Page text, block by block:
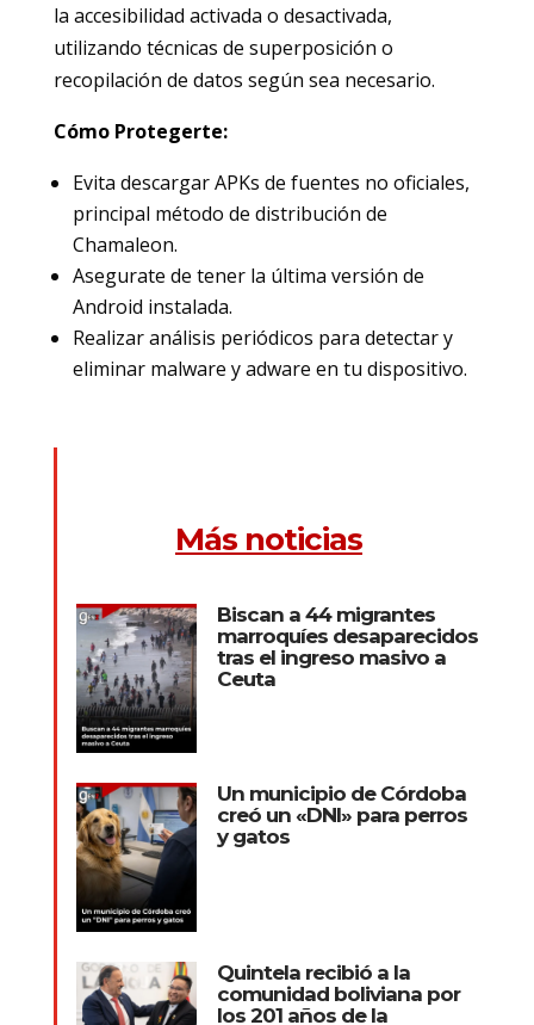
la accesibilidad activada o desactivada,
utilizando técnicas de superposición o
recopilación de datos según sea necesario.
Cómo Protegerte:
Evita descargar APKs de fuentes no oficiales,
principal método de distribución de
Chamaleon.
Asegurate de tener la última versión de
Android instalada.
Realizar análisis periódicos para detectar y
eliminar malware y adware en tu dispositivo.
Más noticias
Biscan a 44 migrantes
marroquíes desaparecidos
tras el ingreso masivo a
Ceuta
Un municipio de Córdoba
creó un «DNI» para perros
y gatos
Quintela recibió a la
comunidad boliviana por
los 201 años de la